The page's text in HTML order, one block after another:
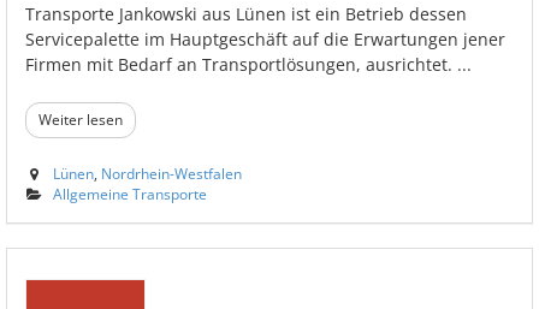
Transporte Jankowski aus Lünen ist ein Betrieb dessen
Servicepalette im Hauptgeschäft auf die Erwartungen jener
Firmen mit Bedarf an Transportlösungen, ausrichtet. ...
Weiter lesen
Lünen Nordrhein-Westfalen
Allgemeine Transporte